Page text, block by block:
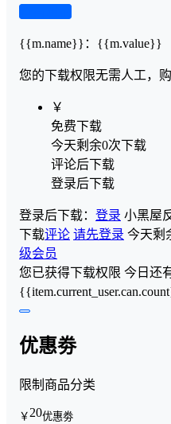
{{m.name}} ： {{m.value}}
您的下载权限无需人工，
￥
免费下载
今天剩余0次下载
评论后下载
登录后下载
登录后下载： 登录 小黑屋
下载评论 请先登录 今天剩
级会员
您已获得下载权限 今日还
优惠劵
限制商品分类
￥ 20优惠劵